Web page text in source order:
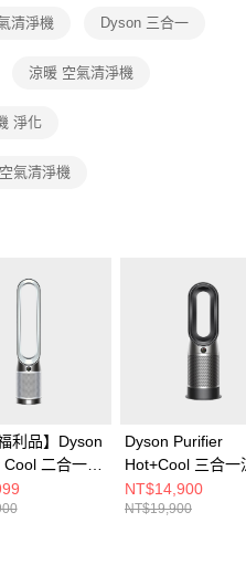
運費
清淨機 Dyson 三合一
涼暖 空氣清淨機
淨化
氣清淨機
利品】Dyson
二合一涼
氣清淨機
Dyson Purifier
Hot+Cool 三合一
智能空氣清淨機
HP11(黑色)
NT$14,900
NT$19,900